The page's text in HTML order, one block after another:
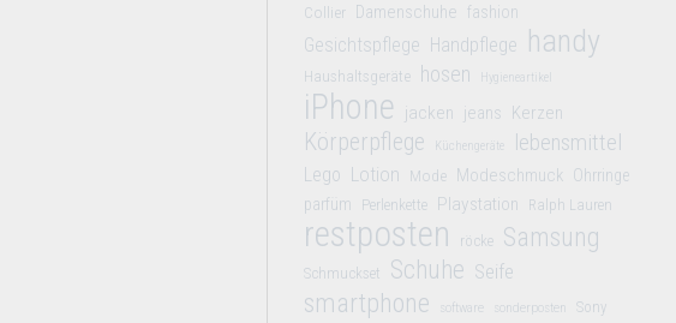
Collier Damenschuhe fashion
Gesichtspflege Handpflege handy
Haushaltsgeräte hosen Hygieneartikel
iPhone jacken jeans Kerzen
Körperpflege Küchengeräte lebensmittel
Lego Lotion Mode Modeschmuck Ohrringe
parfüm
Perlenkette Playstation Ralph Lauren
restposten röcke Samsung
Schmuckset Schuhe Seife
smartphone software sonderposten Sony